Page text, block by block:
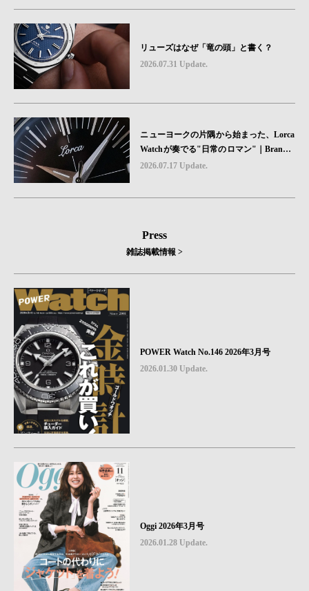
リューズはなぜ「竜の頭」と書く？
2026.07.31 Update.
ニューヨークの片隅から始まった、Lorca
Watchが奏でる"日常のロマン"｜Brand P
icks #08
2026.07.17 Update.
Press
雑誌掲載情報 >
POWER Watch No.146 2026年3月号
2026.01.30 Update.
Oggi 2026年3月号
2026.01.28 Update.